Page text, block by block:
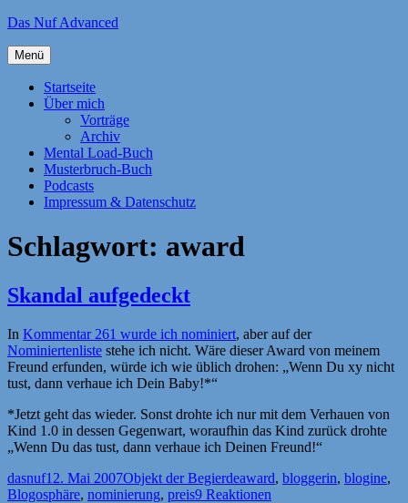
Zum
springen
Das Nuf Advanced
Menü
Startseite
Über mich
Vorträge
Archiv
Mental Load-Buch
Musterbruch-Buch
Podcasts
Impressum & Datenschutz
Schlagwort: award
Skandal aufgedeckt
In Kommentar 261 wurde ich nominiert, aber auf der
Nominiertenliste stehe ich nicht. Wäre dieser Award von meinem
Freund erfunden, würde ich wie üblich drohen: „Wenn Du xy nicht
tust, dann verhaue ich Dein Baby!*“
*Jetzt geht das wieder. Sonst drohte ich nur mit dem Verhauen von
Kind 1.0 in dessen Gegenwart, woraufhin das Kind zurück drohte
„Wenn Du das tust, dann verhaue ich Deinen Freund!“
Autor
dasnufVeröffentlicht
am
12. Mai 2007Kategorien
Objekt der BegierdeSchlagwörter
award, bloggerin, blogine,
Blogosphäre, nominierung, preis9 Reaktionen